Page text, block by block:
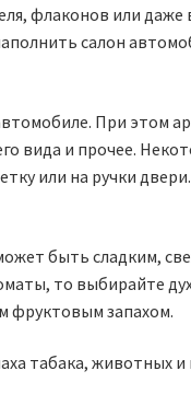
флаконов или
салон
При этом
вида и прочее.
или на ручки двери.
быть сладким,
то выбирайте
фруктовым запахом.
животных и